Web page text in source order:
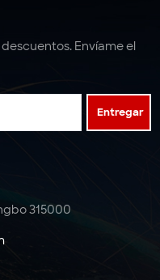
Envíame el
Entregar
315000